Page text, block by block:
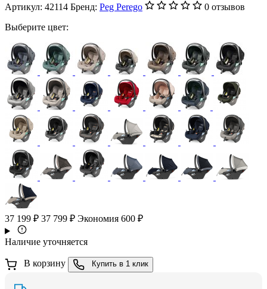
Артикул: 42114 Бренд: Peg Perego
0 отзывов
Выберите цвет:
37 199 ₽ 37 799 ₽ Экономия 600 ₽
Наличие уточняется
В корзину Купить в 1 клик